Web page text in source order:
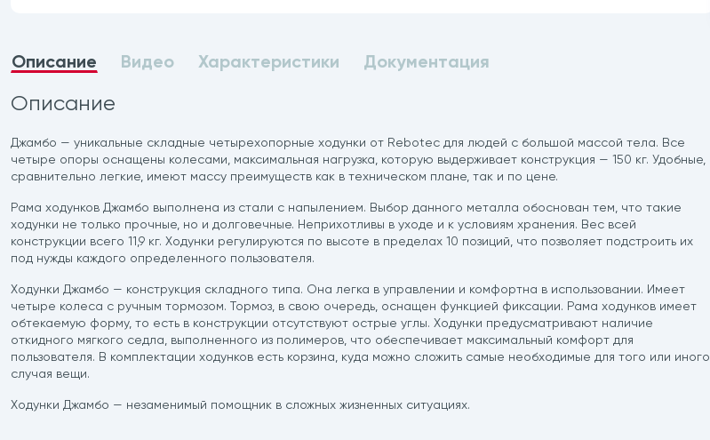
Описание Видео Характеристики Документация
Описание
Джамбо — уникальные складные четырехопорные ходунки от Rebotec для людей с большой массой тела. Все
четыре опоры оснащены колесами, максимальная нагрузка, которую выдерживает конструкция — 150 кг. Удобные,
сравнительно легкие, имеют массу преимуществ как в техническом плане, так и по цене.
Рама ходунков Джамбо выполнена из стали с напылением. Выбор данного металла обоснован тем, что такие
ходунки не только прочные, но и долговечные. Неприхотливы в уходе и к условиям хранения. Вес всей
конструкции всего 11,9 кг. Ходунки регулируются по высоте в пределах 10 позиций, что позволяет подстроить их
под нужды каждого определенного пользователя.
Ходунки Джамбо — конструкция складного типа. Она легка в управлении и комфортна в использовании. Имеет
четыре колеса с ручным тормозом. Тормоз, в свою очередь, оснащен функцией фиксации. Рама ходунков имеет
обтекаемую форму, то есть в конструкции отсутствуют острые углы. Ходунки предусматривают наличие
откидного мягкого седла, выполненного из полимеров, что обеспечивает максимальный комфорт для
пользователя. В комплектации ходунков есть корзина, куда можно сложить самые необходимые для того или иного
случая вещи.
Ходунки Джамбо — незаменимый помощник в сложных жизненных ситуациях.